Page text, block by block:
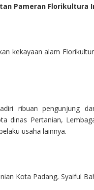
Pameran Florikultura
kekayaan alam
ribuan pengunjung
dinas Pertanian,
usaha lainnya.
Kota Padang, Syaiful